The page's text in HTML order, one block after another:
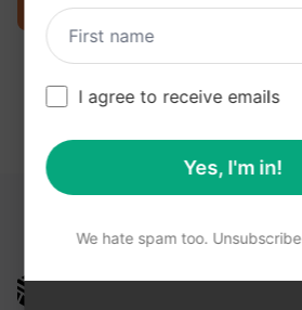
AIPRM
I agree to receive emails
Yes, I'm in!
We hate spam too.